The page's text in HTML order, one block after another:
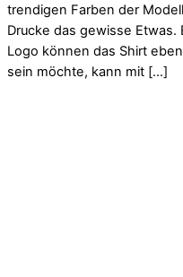
trendigen Farben der
Drucke das gewisse
Logo können das Shirt
sein möchte, kann mit […]